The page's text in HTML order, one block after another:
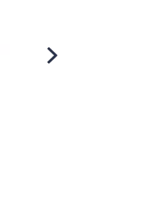
Scroll